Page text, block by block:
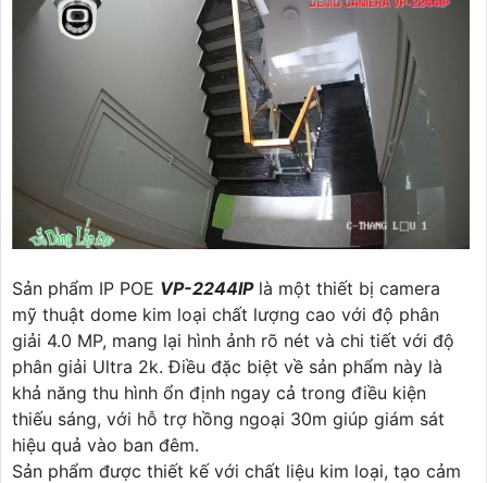
Sản phẩm IP POE VP-2244IPlà một thiết bị camera
mỹ thuật dome kim loại chất lượng cao với độ phân
giải 4.0 MP, mang lại hình ảnh rõ nét và chi tiết với độ
phân giải Ultra 2k. Điều đặc biệt về sản phẩm này là
khả năng thu hình ổn định ngay cả trong điều kiện
thiếu sáng, với hỗ trợ hồng ngoại 30m giúp giám sát
hiệu quả vào ban đêm.
Sản phẩm được thiết kế với chất liệu kim loại, tạo cảm